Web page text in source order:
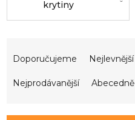
krytiny
Doporučujeme Nejlevnější
Nejprodávanější Abecedně